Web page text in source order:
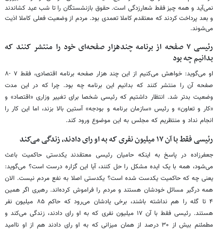
نمی‌آید و همه چیز فقط شعارزدگی است. حقوق بازنشستگان را تا شب عید کشاندند
و بعد پرداخت کردند که معتقدم کاملا تعمدی بود. مردم از وضعیت فعلی کاملا اذیت
می‌شوند.
رئیسی ۷ صفحه از برنامه چندهزار صفحه‌ای خود را منتشر کنند که
بدانیم چه بود
او می‌گوید: خواهش می‌کنیم از این چند هزار صفحه برنامه اقتصادی، فقط ۷ -۸
صفحه آن را منتشر کنند که بدانیم این برنامه چه بود. چرا که در این مدت
وضعیت بدتر شد. انتظار داشتیم که رئیسی شخصا برای تغییر وزاری «اقتصاد» و
«کار و تعاون» و رئیس «سازمان برنامه و بودجه» آستین بالا بزند، اما این کار را
انجام نداد و منتظریم که مجلس به این موضوع ورود کند.
رئیسی فقط با آن ۱۷ میلیون نفری که به او رای دادند، زندگی می‌کند
جعفرزاده در پاسخ به اینکه حامیان رئیسی معتقدند یکدستی حاکمیت باعث
می‌شود، همه با یک ایده مشکل را حل کنند، آیا این گزاره درست است؟ می‌گوید:
یعنی چه که حاکمیت یکدست شده است؟ یکدستی اصلا به نفع مردم نیست. الان
همه درگیر مسائل خودشان هستند و مردم را فراموش کرده‌اند. رهبری اگر همین
۴ تا گله را هم نداشته باشند، برخی یادشان می‌رود که حاکم ۸۵ میلیون نفر
هستند. رئیسی فقط با آن ۱۷ میلیون نفری که به او رای دادند، زندگی می‌کند و
مطمئنم بیش از ۳۰ درصد از همان میزانی که به او رای دادند هم از او ناامید